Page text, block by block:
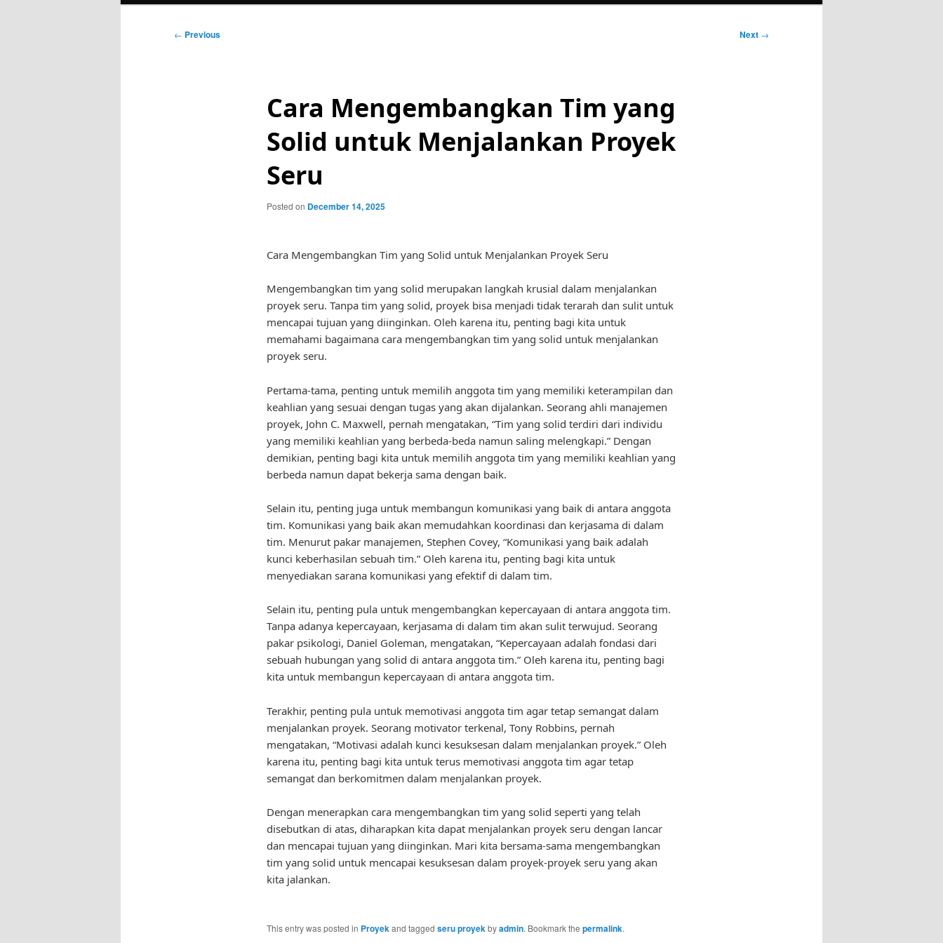
Post
← Previous Next →
Cara Mengembangkan Tim yang
Solid untuk Menjalankan Proyek
Seru
Posted on December 14, 2025
Cara Mengembangkan Tim yang Solid untuk Menjalankan Proyek Seru
Mengembangkan tim yang solid merupakan langkah krusial dalam menjalankan
proyek seru. Tanpa tim yang solid, proyek bisa menjadi tidak terarah dan sulit untuk
mencapai tujuan yang diinginkan. Oleh karena itu, penting bagi kita untuk
memahami bagaimana cara mengembangkan tim yang solid untuk menjalankan
proyek seru.
Pertama-tama, penting untuk memilih anggota tim yang memiliki keterampilan dan
keahlian yang sesuai dengan tugas yang akan dijalankan. Seorang ahli manajemen
proyek, John C. Maxwell, pernah mengatakan, “Tim yang solid terdiri dari individu
yang memiliki keahlian yang berbeda-beda namun saling melengkapi.” Dengan
demikian, penting bagi kita untuk memilih anggota tim yang memiliki keahlian yang
berbeda namun dapat bekerja sama dengan baik.
Selain itu, penting juga untuk membangun komunikasi yang baik di antara anggota
tim. Komunikasi yang baik akan memudahkan koordinasi dan kerjasama di dalam
tim. Menurut pakar manajemen, Stephen Covey, “Komunikasi yang baik adalah
kunci keberhasilan sebuah tim.” Oleh karena itu, penting bagi kita untuk
menyediakan sarana komunikasi yang efektif di dalam tim.
Selain itu, penting pula untuk mengembangkan kepercayaan di antara anggota tim.
Tanpa adanya kepercayaan, kerjasama di dalam tim akan sulit terwujud. Seorang
pakar psikologi, Daniel Goleman, mengatakan, “Kepercayaan adalah fondasi dari
sebuah hubungan yang solid di antara anggota tim.” Oleh karena itu, penting bagi
kita untuk membangun kepercayaan di antara anggota tim.
Terakhir, penting pula untuk memotivasi anggota tim agar tetap semangat dalam
menjalankan proyek. Seorang motivator terkenal, Tony Robbins, pernah
mengatakan, “Motivasi adalah kunci kesuksesan dalam menjalankan proyek.” Oleh
karena itu, penting bagi kita untuk terus memotivasi anggota tim agar tetap
semangat dan berkomitmen dalam menjalankan proyek.
Dengan menerapkan cara mengembangkan tim yang solid seperti yang telah
disebutkan di atas, diharapkan kita dapat menjalankan proyek seru dengan lancar
dan mencapai tujuan yang diinginkan. Mari kita bersama-sama mengembangkan
tim yang solid untuk mencapai kesuksesan dalam proyek-proyek seru yang akan
kita jalankan.
This entry was posted in Proyek and tagged seru proyek byadmin. Bookmark the permalink.